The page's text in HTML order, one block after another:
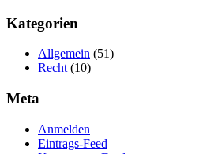
Kategorien
Allgemein (51)
Recht (10)
Meta
Anmelden
Eintrags-Feed